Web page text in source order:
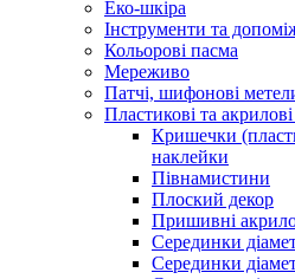
Еко-шкіра
Інструменти та
Кольорові пасма
Мереживо
Патчі, шифонові
Пластикові та
Кришечки
наклейки
Півнамистини
Плоский декор
Пришивні
Серединки
Серединки